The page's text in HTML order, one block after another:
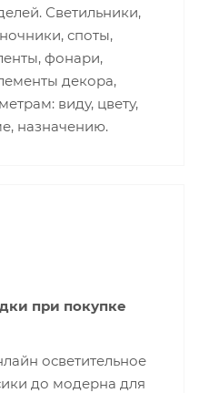
Светильники,
споты,
фонари,
декора,
виду, цвету,
назначению.
при покупке
осветительное
до модерна для